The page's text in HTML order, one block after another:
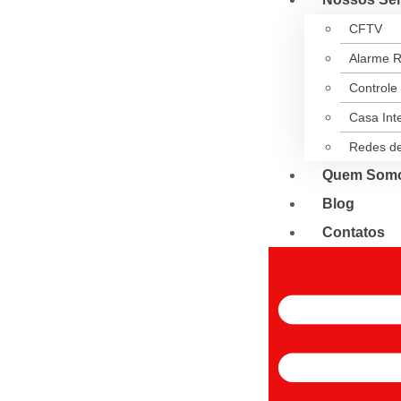
CFTV
Alarme
Controle
Casa
Redes
Quem
Blog
Contatos